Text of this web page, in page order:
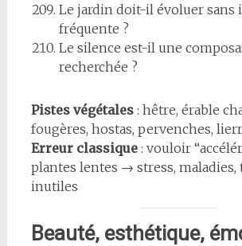
Le jardin doit-il évoluer
fréquente ?
Le silence est-il une
recherchée ?
Pistes végétales: hêtre, érable
fougères, hostas, pervenches,
Erreur classique: vouloir
plantes lentes → stress, maladies,
inutiles
Beauté, esthétique,